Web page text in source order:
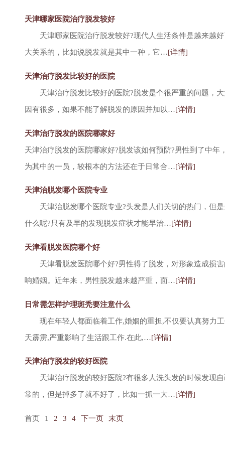
天津哪家医院治疗脱发较好
天津哪家医院治疗脱发较好?现代人生活条件是越来越好
大关系的，比如说脱发就是其中一种，它…[详情]
天津治疗脱发比较好的医院
天津治疗脱发比较好的医院?脱发是个很严重的问题，大
因有很多，如果不能了解脱发的原因并加以…[详情]
天津治疗脱发的医院哪家好
天津治疗脱发的医院哪家好?脱发该如何预防?男性到了中
为其中的一员，较根本的方法还在于日常合…[详情]
天津治脱发哪个医院专业
天津治脱发哪个医院专业?头发是人们关切的热门，但是
什么呢?只有及早的发现脱发症状才能早治…[详情]
天津看脱发医院哪个好
天津看脱发医院哪个好?男性得了脱发，对形象造成损害
响婚姻。近年来，男性脱发越来越严重，面…[详情]
日常需怎样护理斑秃要注意什么
现在年轻人都面临着工作,婚姻的重担,不仅要认真努力工
天霹雳,严重影响了生活跟工作.在此,…[详情]
天津治疗脱发的较好医院
天津治疗脱发的较好医院?有很多人洗头发的时候发现自
常的，但是掉多了就不好了，比如一抓一大…[详情]
首页 1 2 3 4 下一页 末页